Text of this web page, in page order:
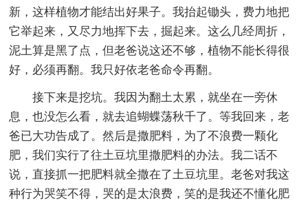
新，这样植物才能结出好果子。我抬起锄头，费力地把
它举起来，又尽力地挥下去，掘起来。这么几经周折，
泥土算是黑了点，但老爸说这还不够，植物不能长得很
好，必须再翻。我只好依老爸命令再翻。
接下来是挖坑。我因为翻土太累，就坐在一旁休
息，也没怎么看，就去追蝴蝶荡秋千了。等我回来，老
爸已大功告成了。然后是撒肥料，为了不浪费一颗化
肥，我们实行了往土豆坑里撒肥料的办法。我二话不
说，直接抓一把肥料就全撒在了土豆坑里。老爸对我这
种行为哭笑不得，哭的是太浪费，笑的是我还不懂化肥